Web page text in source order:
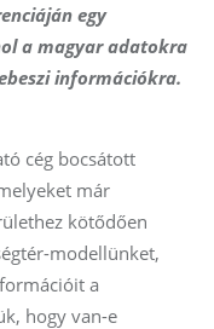
egy
a magyar adatokra
információkra.
cég bocsátott
már
kötődően
modellünket,
a
hogy van-e